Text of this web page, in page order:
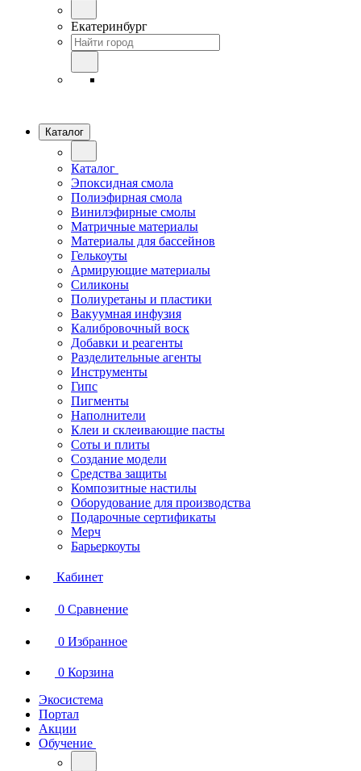
Екатеринбург
Каталог
Каталог
Эпоксидная смола
Полиэфирная смола
Винилэфирные смолы
Матричные материалы
Материалы для бассейнов
Гелькоуты
Армирующие материалы
Силиконы
Полиуретаны и пластики
Вакуумная инфузия
Калибровочный воск
Добавки и реагенты
Разделительные агенты
Инструменты
Гипс
Пигменты
Наполнители
Клеи и склеивающие пасты
Соты и плиты
Создание модели
Средства защиты
Композитные настилы
Оборудование для производства
Подарочные сертификаты
Мерч
Барьеркоуты
Кабинет
0 Сравнение
0 Избранное
0 Корзина
Экосистема
Портал
Акции
Обучение